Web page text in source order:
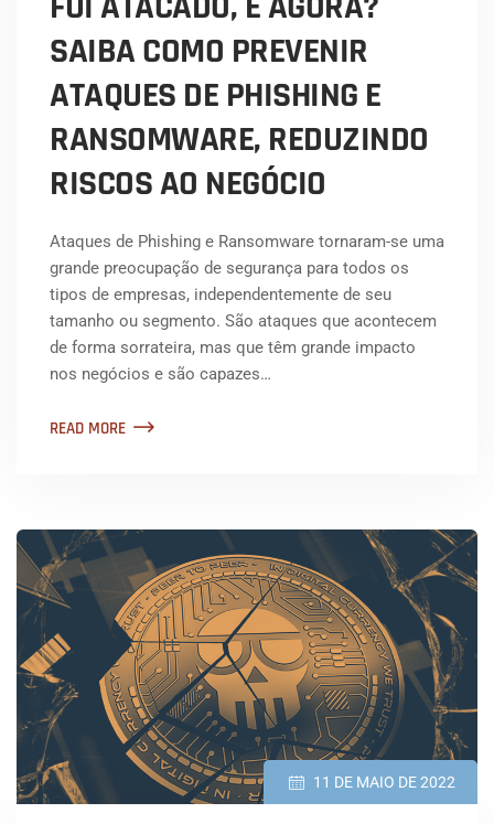
SAIBA COMO PREVENIR
ATAQUES DE PHISHING E
RANSOMWARE, REDUZINDO
RISCOS AO NEGÓCIO
Ataques de Phishing e Ransomware tornaram-se uma
grande preocupação de segurança para todos os
tipos de empresas, independentemente de seu
tamanho ou segmento. São ataques que acontecem
de forma sorrateira, mas que têm grande impacto
nos negócios e são capazes…
READ MORE
11 DE MAIO DE 2022